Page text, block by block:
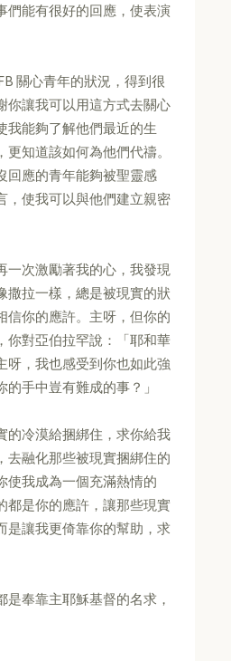
們能有很好的回應，使表演
關心青年的狀況，得到很
你讓我可以用這方式去關心
我能夠了解他們最近的生
知道該如何為他們代禱。
回應的青年能夠被聖靈感
，使我可以與他們建立親密
一次激勵著我的心，我發現
撒拉一樣，總是被現實的狀
信你的應許。主呀，但你的
你對亞伯拉罕說：「耶和華
呀，我也感受到你也如此強
手中豈有難成的事？」
的冷漠給捆綁住，求你給我
去融化那些被現實捆綁住的
使我成為一個充滿熱情的
都是你的應許，讓那些現實
是讓我更倚靠你的幫助，求
奉靠主耶穌基督的名求，